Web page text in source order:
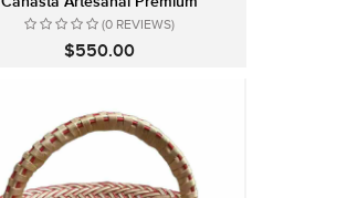
(0 REVIEWS)
$550.00